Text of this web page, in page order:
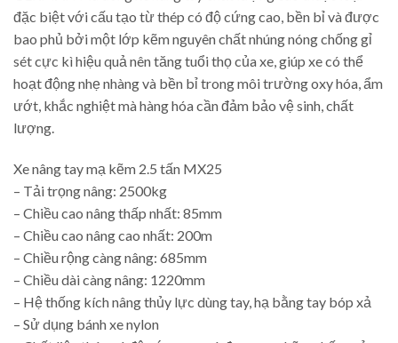
đặc biệt với cấu tạo từ thép có độ cứng cao, bền bỉ và được
bao phủ bởi một lớp kẽm nguyên chất nhúng nóng chống gỉ
sét cực kì hiệu quả nên tăng tuổi thọ của xe, giúp xe có thể
hoạt động nhẹ nhàng và bền bỉ trong môi trường oxy hóa, ẩm
ướt, khắc nghiệt mà hàng hóa cần đảm bảo vệ sinh, chất
lượng.
Xe nâng tay mạ kẽm 2.5 tấn MX25
– Tải trọng nâng: 2500kg
– Chiều cao nâng thấp nhất: 85mm
– Chiều cao nâng cao nhất: 200m
– Chiều rộng càng nâng: 685mm
– Chiều dài càng nâng: 1220mm
– Hệ thống kích nâng thủy lực dùng tay, hạ bằng tay bóp xả
– Sử dụng bánh xe nylon